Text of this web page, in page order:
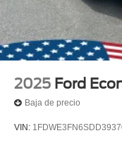
2025 Ford
Baja de precio
VIN: